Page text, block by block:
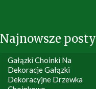
Najnowsze posty
Gałązki Choinki Na
Dekoracje Gałązki
Dekoracyjne Drzewka